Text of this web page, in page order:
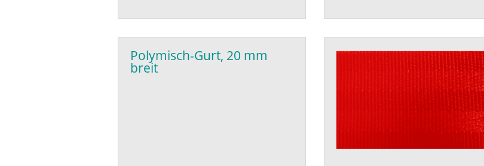
Polymisch-Gurt, 20 mm
breit